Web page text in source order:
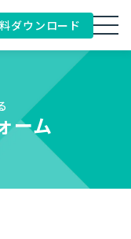
ダウンロード
ーム